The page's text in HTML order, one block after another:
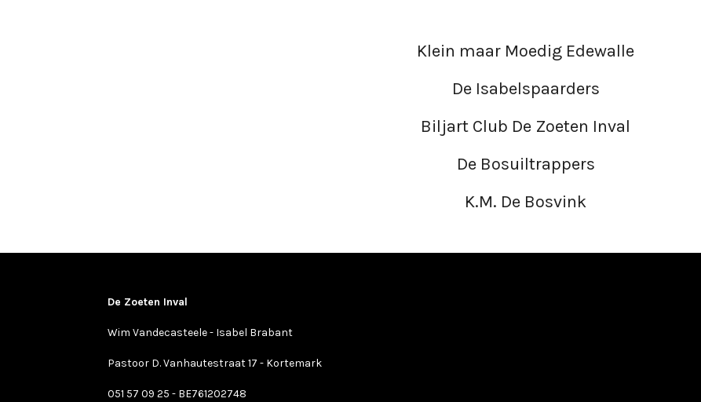
Klein maar Moedig Edewalle
De Isabelspaarders
Biljart Club De Zoeten Inval
De Bosuiltrappers
K.M. De Bosvink
De Zoeten Inval
Wim Vandecasteele - Isabel Brabant
Pastoor D. Vanhautestraat 17 - Kortemark
051 57 09 25 - BE761202748